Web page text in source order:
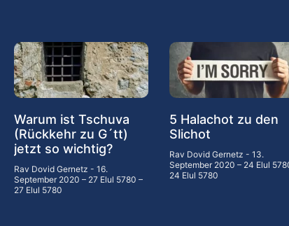
Warum ist Tschuva
(Rückkehr zu G´tt)
jetzt so wichtig?
Rav Dovid Gernetz
16.
September 2020 – 27 Elul 5780 –
27 Elul 5780
5 Halachot zu den
Slichot
Rav Dovid Gernetz 13.
September 2020 – 24 Elul
24 Elul 5780